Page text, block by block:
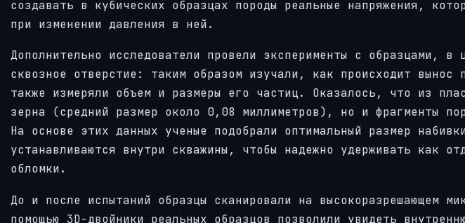
создавать в кубических образцах породы реальные напряжения,
при изменении давления в ней.
Дополнительно исследователи провели эксперименты с образцами, в
сквозное отверстие: таким образом изучали, как происходит
также измеряли объем и размеры его частиц. Оказалось, что из
зерна (средний размер около 0,08 миллиметров), но и фрагменты
На основе этих данных ученые подобрали оптимальный размер
устанавливаются внутри скважины, чтобы надежно удерживать как
обломки.
До и после испытаний образцы сканировали на высокоразрешающем
помощью 3D-двойники реальных образцов позволили увидеть